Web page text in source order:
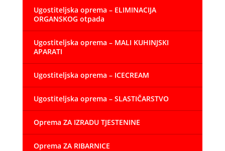
Ugostiteljska oprema – ELIMINACIJA
ORGANSKOG otpada
Ugostiteljska oprema – MALI KUHINJSKI
APARATI
Ugostiteljska oprema – ICECREAM
Ugostiteljska oprema – SLASTIČARSTVO
Oprema ZA IZRADU TJESTENINE
Oprema ZA RIBARNICE